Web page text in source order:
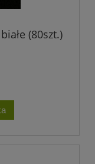
(80szt.)